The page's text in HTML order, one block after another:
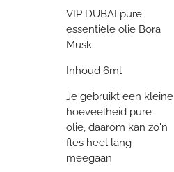
VIP DUBAI pure
essentiële olie Bora
Musk
Inhoud 6ml
Je gebruikt een kleine
hoeveelheid pure
olie, daarom kan zo'n
fles heel lang
meegaan